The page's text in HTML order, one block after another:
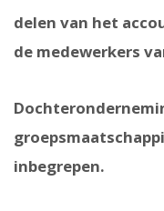
delen van het
de medewerkers
inbegrepen.